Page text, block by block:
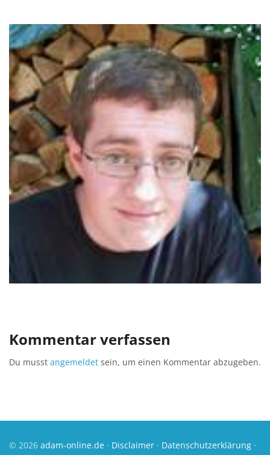
Kommentar verfassen
Du musst angemeldet sein, um einen Kommentar abzugeben.
© 2026 adam-online.de · Disclaimer · Datenschutzerklärung ·